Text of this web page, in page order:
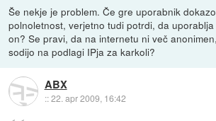
Še nekje je problem. Če gre uporabnik
polnoletnost, verjetno tudi potrdi, da
on? Se pravi, da na internetu ni več
sodijo na podlagi IPja za karkoli?
ABX
::22. apr 2009, 16:42